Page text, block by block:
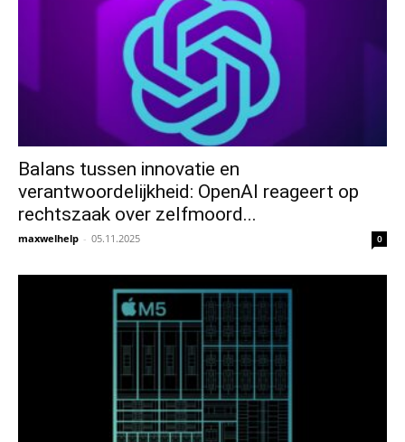
Balans tussen innovatie en
verantwoordelijkheid: OpenAI reageert op
rechtszaak over zelfmoord...
maxwelhelp - 05.11.2025 0